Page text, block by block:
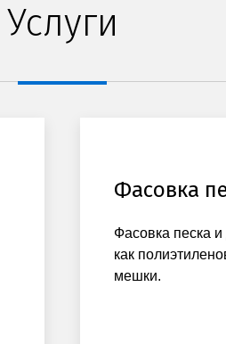
Услуги
Фасовка
Фасовка песка
как
мешки.